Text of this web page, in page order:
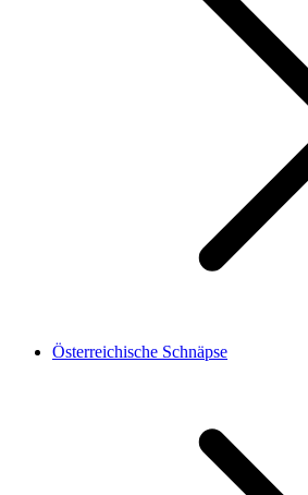
Österreichische Schnäpse